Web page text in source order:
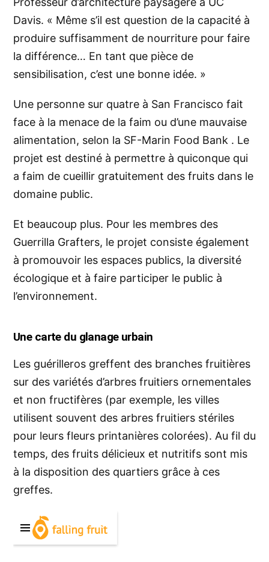
Davis. « Même s’il est question de la capacité à
produire suffisamment de nourriture pour faire
la différence… En tant que pièce de
sensibilisation, c’est une bonne idée. »
Une personne sur quatre à San Francisco fait
face à la menace de la faim ou d’une mauvaise
alimentation, selon la SF-Marin Food Bank . Le
projet est destiné à permettre à quiconque qui
a faim de cueillir gratuitement des fruits dans le
domaine public.
Et beaucoup plus. Pour les membres des
Guerrilla Grafters, le projet consiste également
à promouvoir les espaces publics, la diversité
écologique et à faire participer le public à
l’environnement.
Une carte du glanage urbain
Les guérilleros greffent des branches fruitières
sur des variétés d’arbres fruitiers ornementales
et non fructifères (par exemple, les villes
utilisent souvent des arbres fruitiers stériles
pour leurs fleurs printanières colorées). Au fil du
temps, des fruits délicieux et nutritifs sont mis
à la disposition des quartiers grâce à ces
greffes.